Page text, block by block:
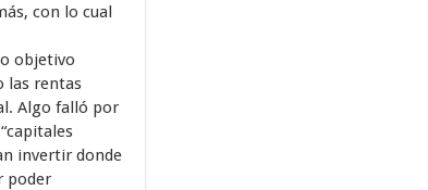
con lo cual
objetivo
las rentas
Algo falló por
invertir donde
poder